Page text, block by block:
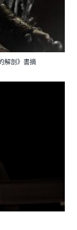
解剖》書摘